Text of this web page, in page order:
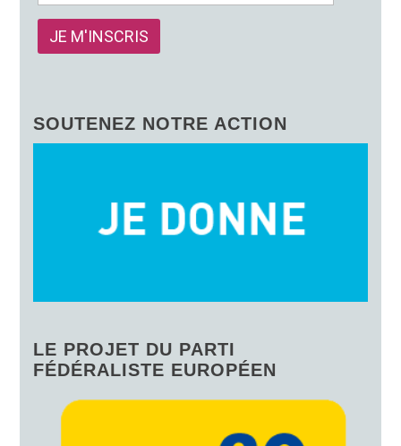
SOUTENEZ NOTRE ACTION
LE PROJET DU PARTI
FÉDÉRALISTE EUROPÉEN